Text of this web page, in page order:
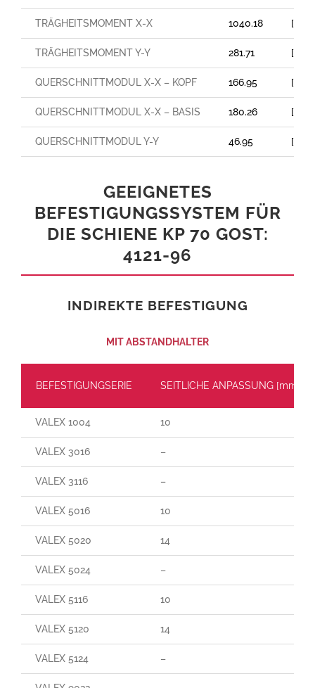
TRÄGHEITSMOMENT X-X 1040.18 [cm⁴]
TRÄGHEITSMOMENT Y-Y 281.71 [cm⁴]
QUERSCHNITTMODUL X-X – KOPF 166.95 [cm³]
QUERSCHNITTMODUL X-X – BASIS 180.26 [cm³]
QUERSCHNITTMODUL Y-Y 46.95 [cm³]
GEEIGNETES
BEFESTIGUNGSSYSTEM FÜR
DIE SCHIENE KP 70 GOST:
4121-96
INDIREKTE BEFESTIGUNG
MIT ABSTANDHALTER
BEFESTIGUNGSERIE SEITLICHE ANPASSUNG [mm]
VALEX 1004 10
VALEX 3016 –
VALEX 3116 –
VALEX 5016 10
VALEX 5020 14
VALEX 5024 –
VALEX 5116 10
VALEX 5120 14
VALEX 5124 –